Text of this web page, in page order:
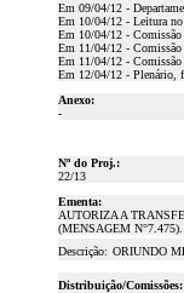
Em 09/04/12 -
Em 10/04/12 - Leitura no
Em 10/04/12 - Comissão
Em 11/04/12 - Comissão
Em 11/04/12 -
Em 12/04/12 - Plenário,
Anexo:
-
Nº do Proj.:
22/13
Ementa:
AUTORIZA A
(MENSAGEM N°7.475).
Descrição: ORIUNDO
Distribuição/Comissões: